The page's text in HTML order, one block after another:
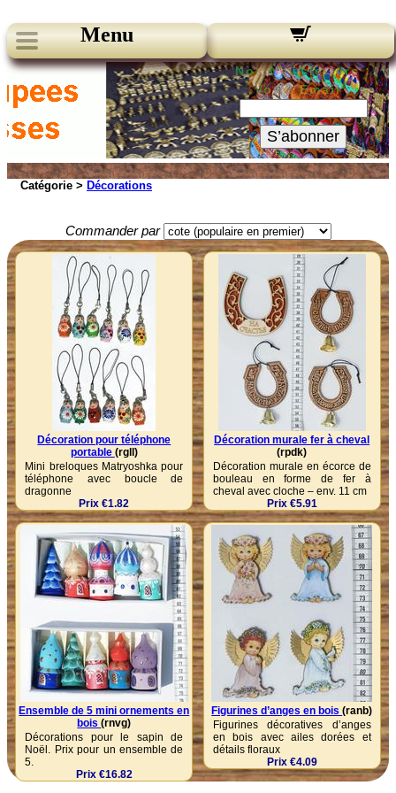
Menu
Nos Newsletters :
Votre Email :
S’abonner
Catégorie > Décorations
Commander par
Décoration pour téléphone
portable (rgll)
Mini breloques Matryoshka pour
téléphone avec boucle de
dragonne
Prix €1.82
Décoration murale fer à cheval
(rpdk)
Décoration murale en écorce de
bouleau en forme de fer à
cheval avec cloche – env. 11 cm
Prix €5.91
Ensemble de 5 mini ornements en
bois(rnvg)
Décorations pour le sapin de
Noël. Prix pour un ensemble de
5.
Prix €16.82
Figurines d’anges en bois(ranb)
Figurines décoratives d’anges
en bois avec ailes dorées et
détails floraux
Prix €4.09